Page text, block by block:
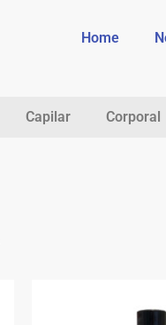
Home
Capilar Corporal